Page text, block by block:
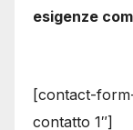
esigenze
[contact-
contatto 1″]